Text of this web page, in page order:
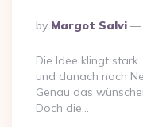
Posted
By
By Margot Salvi
Die Idee klingt
und danach noch
Genau das
Doch die…